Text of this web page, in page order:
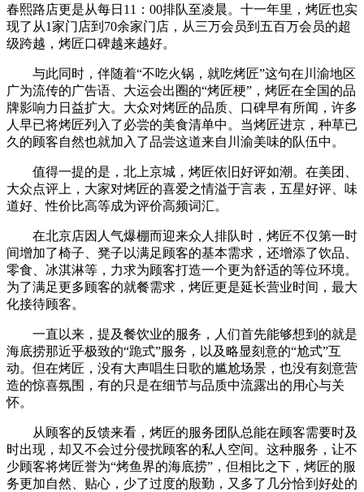
春熙路店更是从每日11：00排队至凌晨。十一年里，烤匠也实
现了从1家门店到70余家门店，从三万会员到五百万会员的超
级跨越，烤匠口碑越来越好。
与此同时，伴随着“不吃火锅，就吃烤匠”这句在川渝地区
广为流传的广告语、大运会出圈的“烤匠梗”，烤匠在全国的品
牌影响力日益扩大。大众对烤匠的品质、口碑早有所闻，许多
人早已将烤匠列入了必尝的美食清单中。当烤匠进京，种草已
久的顾客自然也就加入了品尝这道来自川渝美味的队伍中。
值得一提的是，北上京城，烤匠依旧好评如潮。在美团、
大众点评上，大家对烤匠的喜爱之情溢于言表，五星好评、味
道好、性价比高等成为评价高频词汇。
在北京店因人气爆棚而迎来众人排队时，烤匠不仅第一时
间增加了椅子、凳子以满足顾客的基本需求，还增添了饮品、
零食、冰淇淋等，力求为顾客打造一个更为舒适的等位环境。
为了满足更多顾客的就餐需求，烤匠更是延长营业时间，最大
化接待顾客。
一直以来，提及餐饮业的服务，人们首先能够想到的就是
海底捞那近乎极致的“跪式”服务，以及略显刻意的“尬式”互
动。但在烤匠，没有大声唱生日歌的尴尬场景，也没有刻意营
造的惊喜氛围，有的只是在细节与品质中流露出的用心与关
怀。
从顾客的反馈来看，烤匠的服务团队总能在顾客需要时及
时出现，却又不会过分侵扰顾客的私人空间。这种服务，让不
少顾客将烤匠誉为“烤鱼界的海底捞”，但相比之下，烤匠的服
务更加自然、贴心，少了过度的殷勤，又多了几分恰到好处的